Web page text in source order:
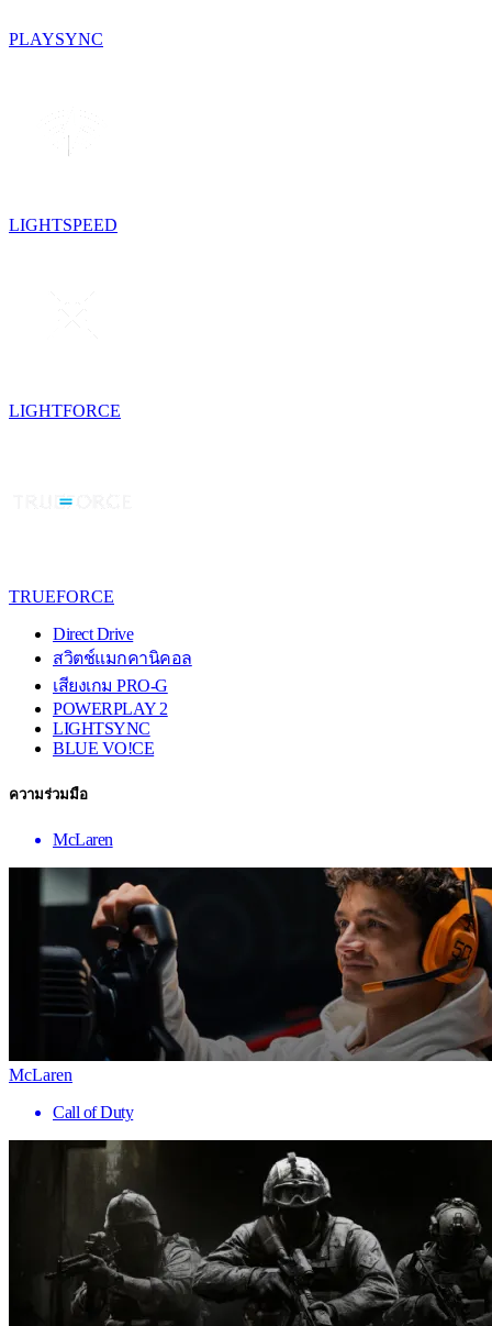
PLAYSYNC
LIGHTSPEED
LIGHTFORCE
TRUEFORCE
Direct Drive
สวิตช์แมกคานิคอล
เสียงเกม PRO-G
POWERPLAY 2
LIGHTSYNC
BLUE VO!CE
ความร่วมมือ
McLaren
McLaren
Call of Duty